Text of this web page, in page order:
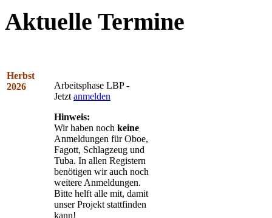
Aktuelle Termine
Herbst
2026
Arbeitsphase LBP -
Jetztanmelden
Hinweis:
Wir haben noch keine
Anmeldungen für Oboe,
Fagott, Schlagzeug und
Tuba. In allen Registern
benötigen wir auch noch
weitere Anmeldungen.
Bitte helft alle mit, damit
unser Projekt stattfinden
kann!